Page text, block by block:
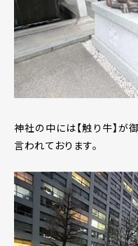
神社の中には【触り牛】が
言われております。